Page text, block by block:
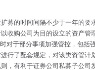
募的时间间隔不少于一年的要
收购公司为目的设立的资产管
对于部分事项加强管控，包括
行了配套规定，对该类资管计
，有利于证券公司私募子公司